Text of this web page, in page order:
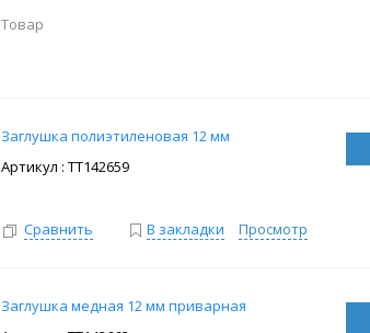
Товар
Заглушка полиэтиленовая 12 мм
: ТТ142659
Сравнить В закладки Просмотр
Заглушка медная 12 мм приварная